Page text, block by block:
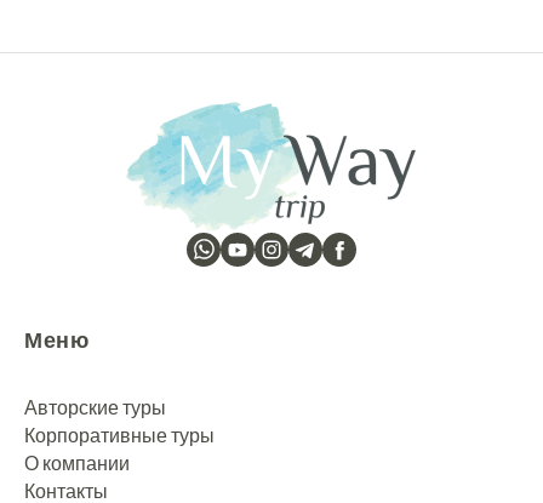
Меню
Авторские туры
Корпоративные туры
О компании
Контакты